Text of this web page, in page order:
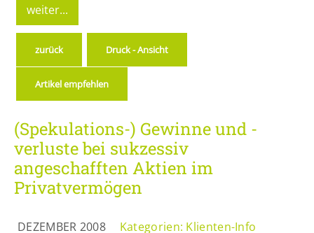
zurück Druck - Ansicht
Artikel empfehlen
(Spekulations-) Gewinne und -
verluste bei sukzessiv
angeschafften Aktien im
Privatvermögen
DEZEMBER 2008 Kategorien: Klienten-Info